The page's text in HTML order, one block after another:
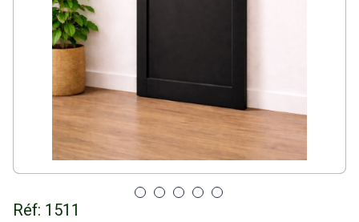
Réf: 1511